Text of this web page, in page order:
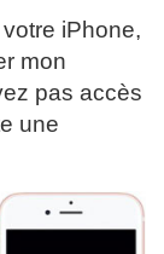
iPhone,
mon
pas accès
une